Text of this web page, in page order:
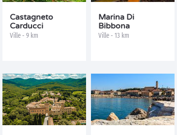
Castagneto
Carducci
Ville - 9 km
Marina Di
Bibbona
Ville - 13 km